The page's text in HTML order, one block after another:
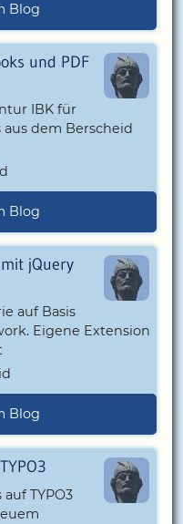
Blog
und PDF
IBK für
dem Berscheid
Blog
jQuery
auf Basis
Eigene Extension
Blog
TYPO3